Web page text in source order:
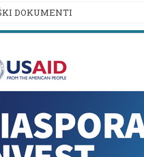
DOKUMENTI